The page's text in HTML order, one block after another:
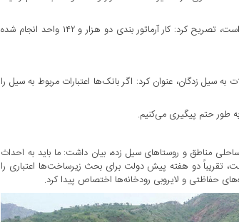
وی با بیان اینکه تا کنون نیز کار آواربرداری پنج هزار و ۸۳۷ واحد انجام شده است، تصریح کرد: کار آرماتور بندی دو هزار و ۱۴۲ واحد انجام شده
سیل زدگان، عنوان کرد: اگر بانک‌ها اعتبارات مربوط به سیل را
طور حتم پیگیری می‌کنیم.
مناطق و روستاهای سیل زده، بیان داشت: ما باید به احداث
تقریباً دو هفته پیش دولت برای بحث زیرساخت‌ها اعتباری را